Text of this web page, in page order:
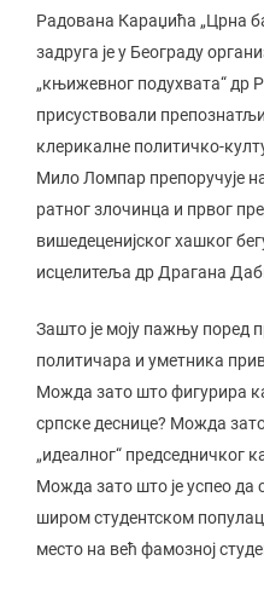
Радована Караџића „Црна
задруга је у Београду
„књижевног подухвата“ др
присуствовали
клерикалне политичко-
Мило Ломпар препоручује
ратног злочинца и првог
вишедеценијског хашког
исцелитеља др Драгана
Зашто је моју пажњу поред
политичара и уметника
Можда зато што фигурира
српске деснице? Можда
„идеалног“ председничког
Можда зато што је успео да
широм студентском
место на већ фамозној